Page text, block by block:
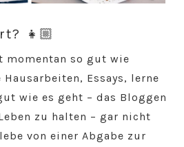
👧🏼
momentan so gut wie
Essays, lerne
wie es geht – das Bloggen
zu halten – gar nicht
von einer Abgabe zur